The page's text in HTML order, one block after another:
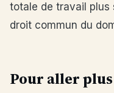
totale de travail plus
droit commun du
Pour aller